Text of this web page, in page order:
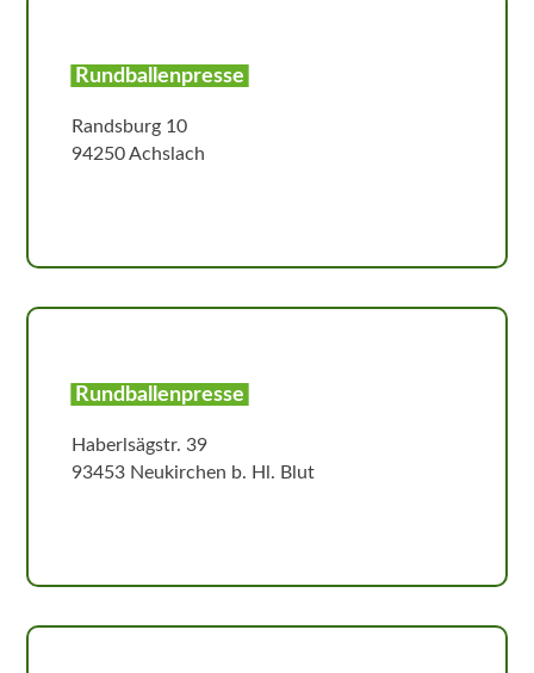
Rundballenpresse
Randsburg 10
94250 Achslach
Rundballenpresse
Haberlsägstr. 39
93453 Neukirchen b. Hl. Blut